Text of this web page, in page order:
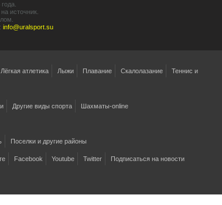
источник.
info@uralsport.su
Лёгкая атлетика Лыжи Плавание Скалолазание Теннис и
Другие виды спорта Шахматы-online
Поселки и другие районы
Facebook Youtube Twitter Подписаться на новости